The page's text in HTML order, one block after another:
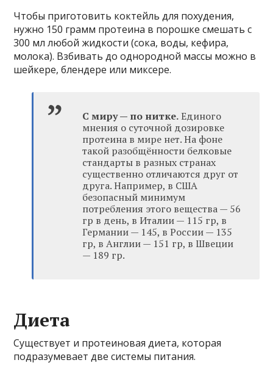
Чтобы приготовить коктейль для похудения,
нужно 150 грамм протеина в порошке смешать с
300 мл любой жидкости (сока, воды, кефира,
молока). Взбивать до однородной массы можно в
шейкере, блендере или миксере.
С миру — по нитке.Единого
мнения о суточной дозировке
протеина в мире нет. На фоне
такой разобщённости белковые
стандарты в разных странах
существенно отличаются друг от
друга. Например, в США
безопасный минимум
потребления этого вещества — 56
гр в день, в Италии — 115 гр, в
Германии — 145, в России — 135
гр, в Англии — 151 гр, в Швеции
— 189 гр.
Диета
Существует и протеиновая диета, которая
подразумевает две системы питания.